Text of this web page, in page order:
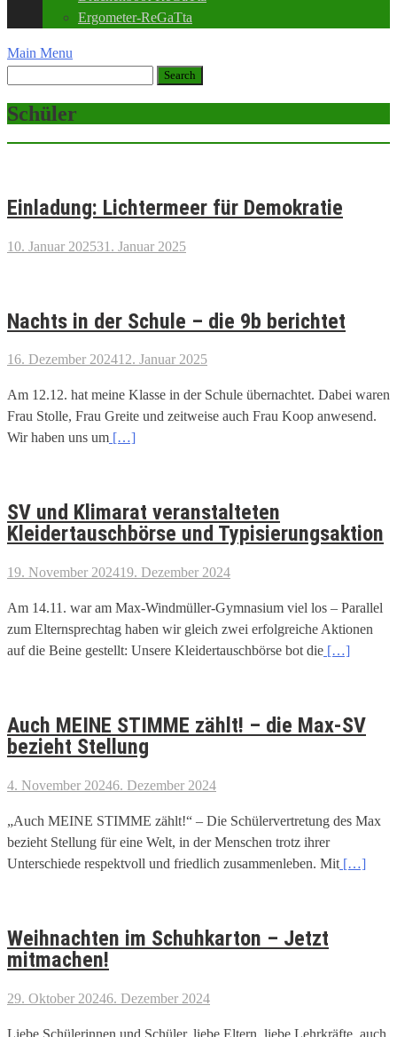
Ergometer-ReGaTta
Main Menu
Schüler
Einladung: Lichtermeer für Demokratie
10. Januar 202531. Januar 2025
Nachts in der Schule – die 9b berichtet
16. Dezember 202412. Januar 2025
Am 12.12. hat meine Klasse in der Schule übernachtet. Dabei waren
Frau Stolle, Frau Greite und zeitweise auch Frau Koop anwesend.
Wir haben uns um […]
SV und Klimarat veranstalteten
Kleidertauschbörse und Typisierungsaktion
19. November 202419. Dezember 2024
Am 14.11. war am Max-Windmüller-Gymnasium viel los – Parallel
zum Elternsprechtag haben wir gleich zwei erfolgreiche Aktionen
auf die Beine gestellt: Unsere Kleidertauschbörse bot die […]
Auch MEINE STIMME zählt! – die Max-SV
bezieht Stellung
4. November 20246. Dezember 2024
„Auch MEINE STIMME zählt!“ – Die Schülervertretung des Max
bezieht Stellung für eine Welt, in der Menschen trotz ihrer
Unterschiede respektvoll und friedlich zusammenleben. Mit […]
Weihnachten im Schuhkarton – Jetzt
mitmachen!
29. Oktober 20246. Dezember 2024
Liebe Schülerinnen und Schüler, liebe Eltern, liebe Lehrkräfte, auch